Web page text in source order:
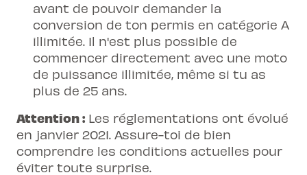
avant de pouvoir demander la
conversion de ton permis en catégorie A
illimitée. Il n'est plus possible de
commencer directement avec une moto
de puissance illimitée, même si tu as
plus de 25 ans.
Attention : Les réglementations ont évolué
en janvier 2021. Assure-toi de bien
comprendre les conditions actuelles pour
éviter toute surprise.